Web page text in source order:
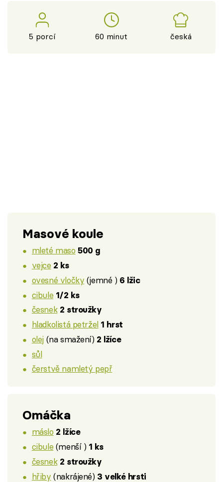
5 porcí 60 minut česká
Masové koule
mleté maso 500 g
vejce 2 ks
ovesné vločky (jemné ) 6 lžic
cibule 1/2 ks
česnek 2 stroužky
hladkolistá petržel 1 hrst
olej (na smažení) 2 lžíce
sůl
čerstvě namletý pepř
Omáčka
máslo 2 lžíce
cibule (menší ) 1 ks
česnek 2 stroužky
hřiby (nakrájené) 3 velké hrsti